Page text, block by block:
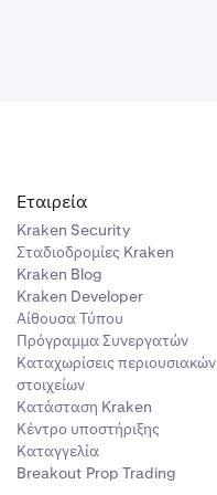
On/Off.
σας,
Κύριου
Kraken
Εταιρεία
Kraken Security
Σταδιοδρομίες Kraken
Kraken Blog
Kraken Developer
Αίθουσα Τύπου
Πρόγραμμα Συνεργατών
Καταχωρίσεις περιουσιακών
στοιχείων
Κατάσταση Kraken
Κέντρο υποστήριξης
Καταγγελία
Breakout Prop Trading